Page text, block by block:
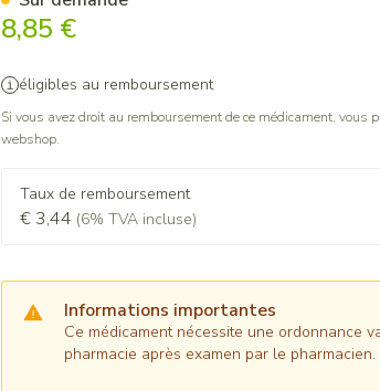
8,85 €
éligibles au remboursement
Si vous avez droit au remboursement de ce médicament,
webshop.
Taux de remboursement
€ 3,44 (6% TVA incluse)
Informations importantes
Ce médicament nécessite une ordonnance
pharmacie après examen par le pharmacien.